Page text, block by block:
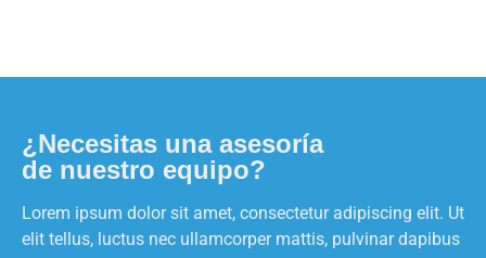
¿Necesitas una asesoría
de nuestro equipo?
Lorem ipsum dolor sit amet, consectetur adipiscing elit. Ut
elit tellus, luctus nec ullamcorper mattis, pulvinar dapibus